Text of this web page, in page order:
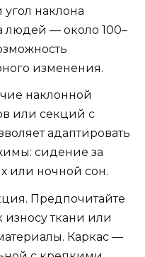
наклона
людей — около 100–
изменения.
наклонной
или секций с
адаптировать
сидение за
или ночной сон.
Предпочитайте
износу ткани или
Каркас —